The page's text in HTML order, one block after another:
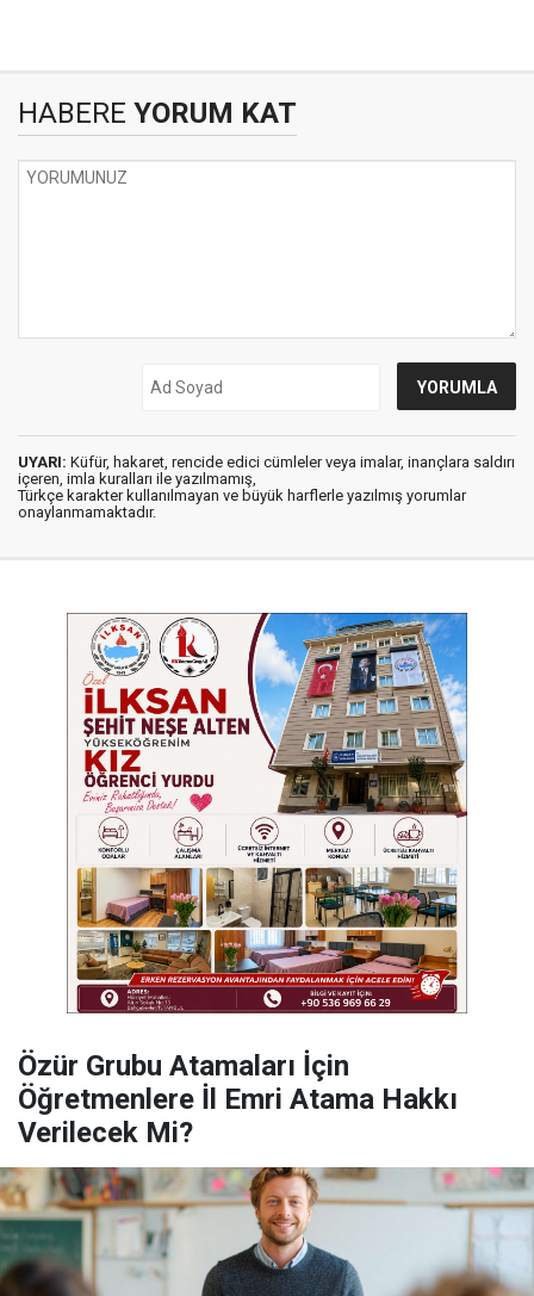
HABERE YORUM KAT
UYARI: Küfür, hakaret, rencide edici cümleler veya imalar, inançlara saldırı
içeren, imla kuralları ile yazılmamış,
Türkçe karakter kullanılmayan ve büyük harflerle yazılmış yorumlar
onaylanmamaktadır.
Özür Grubu Atamaları İçin
Öğretmenlere İl Emri Atama Hakkı
Verilecek Mi?